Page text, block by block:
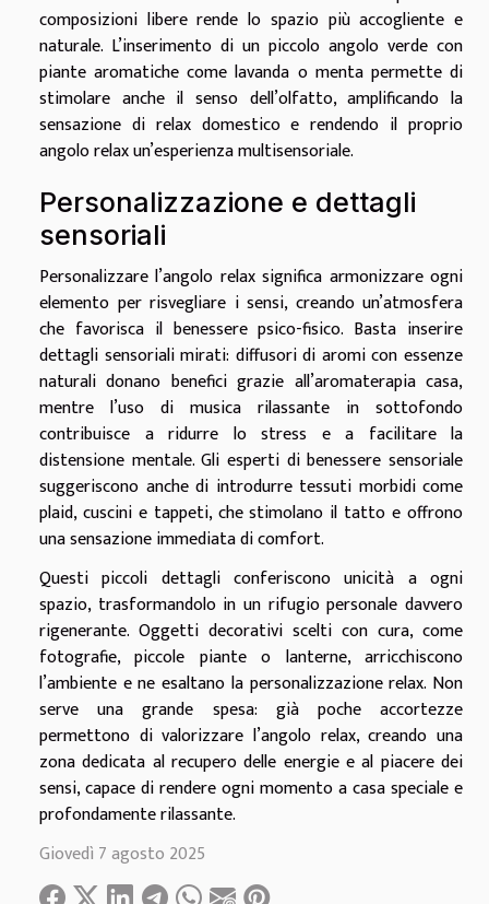
composizioni libere rende lo spazio più accogliente e
naturale. L’inserimento di un piccolo angolo verde con
piante aromatiche come lavanda o menta permette di
stimolare anche il senso dell’olfatto, amplificando la
sensazione di relax domestico e rendendo il proprio
angolo relax un’esperienza multisensoriale.
Personalizzazione e dettagli
sensoriali
Personalizzare l’angolo relax significa armonizzare ogni
elemento per risvegliare i sensi, creando un’atmosfera
che favorisca il benessere psico-fisico. Basta inserire
dettagli sensoriali mirati: diffusori di aromi con essenze
naturali donano benefici grazie all’aromaterapia casa,
mentre l’uso di musica rilassante in sottofondo
contribuisce a ridurre lo stress e a facilitare la
distensione mentale. Gli esperti di benessere sensoriale
suggeriscono anche di introdurre tessuti morbidi come
plaid, cuscini e tappeti, che stimolano il tatto e offrono
una sensazione immediata di comfort.
Questi piccoli dettagli conferiscono unicità a ogni
spazio, trasformandolo in un rifugio personale davvero
rigenerante. Oggetti decorativi scelti con cura, come
fotografie, piccole piante o lanterne, arricchiscono
l’ambiente e ne esaltano la personalizzazione relax. Non
serve una grande spesa: già poche accortezze
permettono di valorizzare l’angolo relax, creando una
zona dedicata al recupero delle energie e al piacere dei
sensi, capace di rendere ogni momento a casa speciale e
profondamente rilassante.
Giovedì 7 agosto 2025